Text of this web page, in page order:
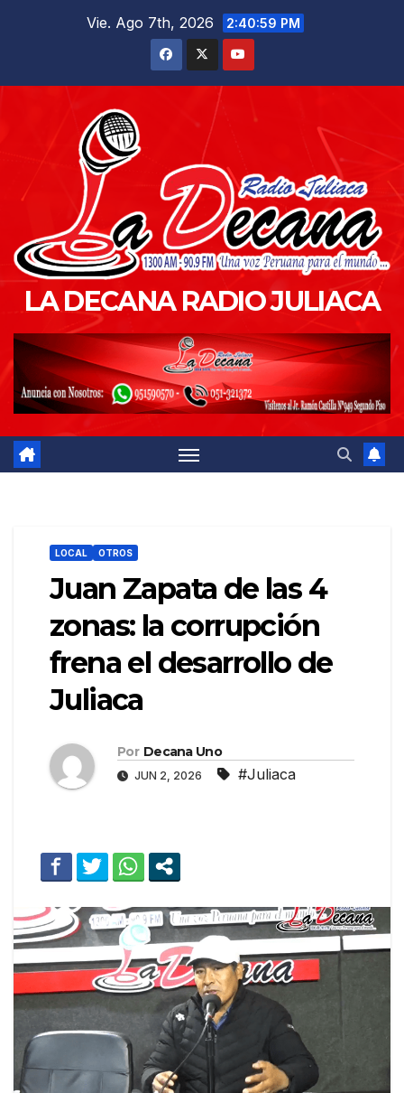
Vie. Ago 7th, 2026 2:41:01 PM
LA DECANA RADIO JULIACA
LOCAL OTROS
Juan Zapata de las 4
zonas: la corrupción
frena el desarrollo de
Juliaca
Por Decana Uno
JUN 2, 2026 #Juliaca